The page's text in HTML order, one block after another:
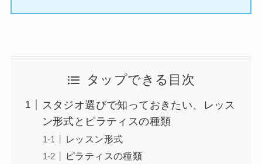
タップできる目次
スタジオ選びで知っておきたい、レッス
ン形式とピラティスの種類
レッスン形式
ピラティスの種類